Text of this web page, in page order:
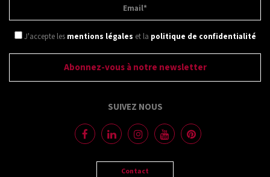
J'accepte les mentions légales et la politique de confidentialité
SUIVEZ NOUS
Contact